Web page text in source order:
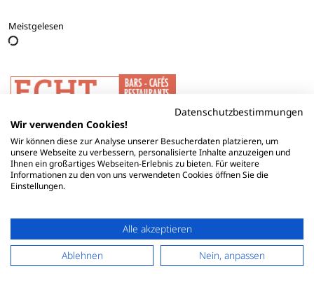
Meistgelesen
Datenschutzbestimmungen
Wir verwenden Cookies!
Wir können diese zur Analyse unserer Besucherdaten platzieren, um
unsere Webseite zu verbessern, personalisierte Inhalte anzuzeigen und
Ihnen ein großartiges Webseiten-Erlebnis zu bieten. Für weitere
Informationen zu den von uns verwendeten Cookies öffnen Sie die
Einstellungen.
Alle akzeptieren
Ablehnen
Nein, anpassen